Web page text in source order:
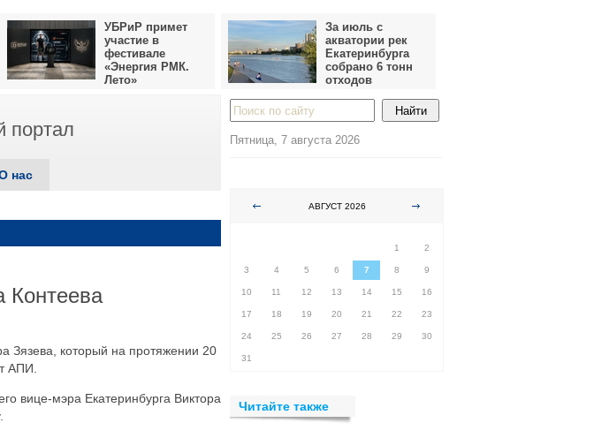
УБРиР примет
участие в
фестивале
«Энергия РМК.
Лето»
За июль с
акватории рек
Екатеринбурга
собрано 6 тонн
отходов
портал
нас
Контеева
Зязева, который на протяжении 20
АПИ.
вице-мэра Екатеринбурга Виктора
Пятница, 7 августа 2026
АВГУСТ 2026
1
2
3 4 5 6 7 8 9
10 11 12 13 14 15 16
17 18 19 20 21 22 23
24 25 26 27 28 29 30
31
Читайте также